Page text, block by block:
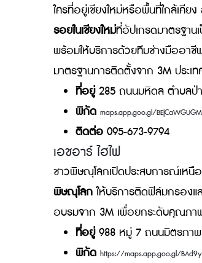
รวม 8 ร้าน 3M
ใครที่กำลังมองหาร้าน 3M
สาขาใกล้ฉันจะมีที่ไหนบ้าง
Airport Film Coating
ใครที่อยู่เชียงใหม่หรือพื้นที่ใกล้
รอยในเชียงใหม่ที่อัปเกรดมาตร
พร้อมให้บริการด้วยทีมช่างมื
มาตรฐานการติดตั้งจาก 3M ป